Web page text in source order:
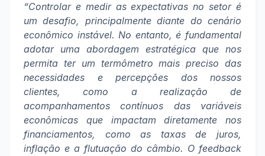
“Controlar e medir as expectativas no setor é
um desafio, principalmente diante do cenário
econômico instável. No entanto, é fundamental
adotar uma abordagem estratégica que nos
permita ter um termômetro mais preciso das
necessidades e percepções dos nossos
clientes, como a realização de
acompanhamentos contínuos das variáveis
econômicas que impactam diretamente nos
financiamentos, como as taxas de juros,
inflação e a flutuação do câmbio. O feedback